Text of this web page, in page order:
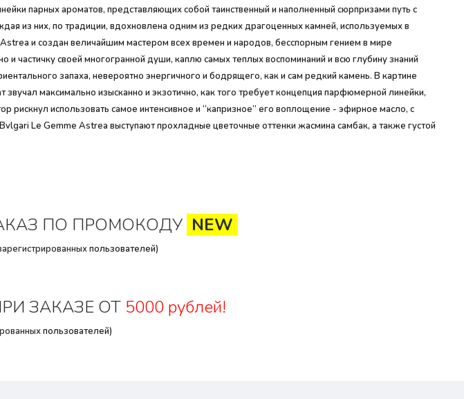
парных ароматов, представляющих собой таинственный и наполненный сюрпризами путь с
из них, по традиции, вдохновлена одним из редких драгоценных камней, используемых в
и создан величайшим мастером всех времен и народов, бесспорным гением в мире
частичку своей многогранной души, каплю самых теплых воспоминаний и всю глубину знаний
запаха, невероятно энергичного и бодрящего, как и сам редкий камень. В картине
максимально изысканно и экзотично, как того требует концепция парфюмерной линейки,
использовать самое интенсивное и “капризное” его воплощение - эфирное масло, с
Le Gemme Astrea выступают прохладные цветочные оттенки жасмина самбак, а также густой
ПО ПРОМОКОДУ NEW
пользователей)
ЗАКАЗЕ ОТ 5000 рублей!
пользователей)